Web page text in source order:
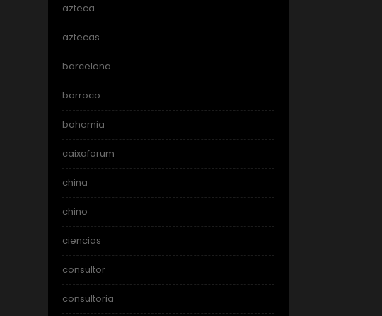
azteca
aztecas
barcelona
barroco
bohemia
caixaforum
china
chino
ciencias
consultor
consultoria